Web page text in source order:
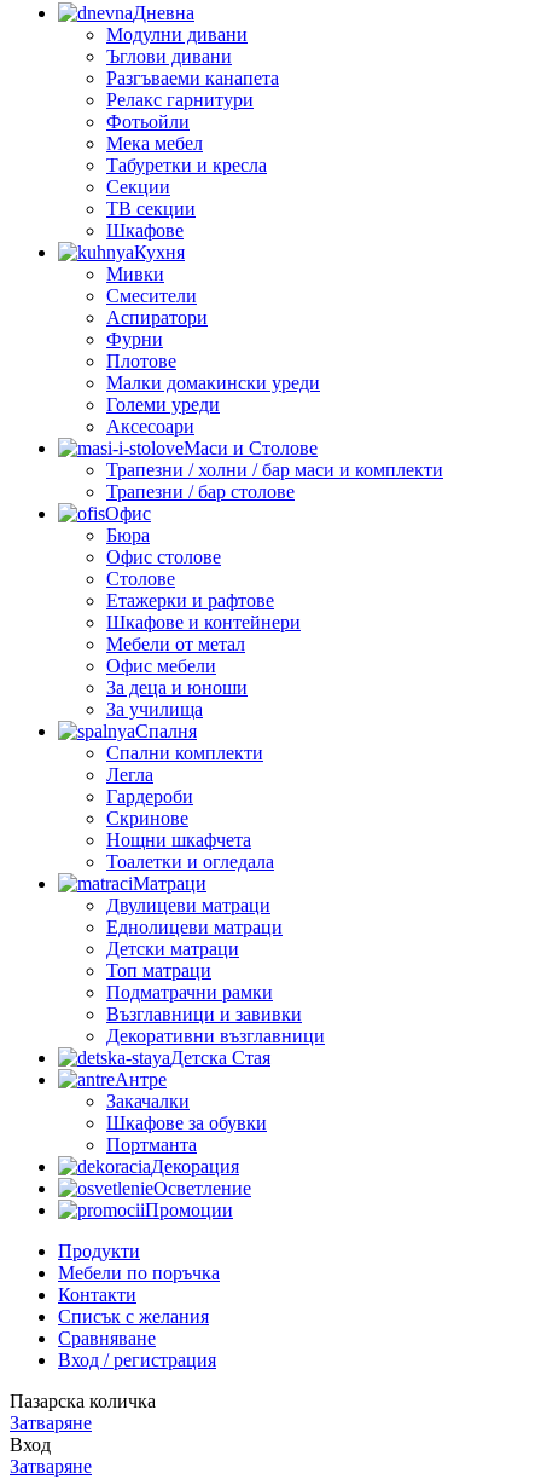
Дневна
Модулни дивани
Ъглови дивани
Разгъваеми канапета
Релакс гарнитури
Фотьойли
Мека мебел
Табуретки и кресла
Секции
ТВ секции
Шкафове
Кухня
Мивки
Смесители
Аспиратори
Фурни
Плотове
Малки домакински уреди
Големи уреди
Аксесоари
Маси и Столове
Трапезни / холни / бар маси и комплекти
Трапезни / бар столове
Офис
Бюра
Офис столове
Столове
Етажерки и рафтове
Шкафове и контейнери
Мебели от метал
Офис мебели
За деца и юноши
За училища
Спалня
Спални комплекти
Легла
Гардероби
Скринове
Нощни шкафчета
Тоалетки и огледала
Матраци
Двулицеви матраци
Еднолицеви матраци
Детски матраци
Топ матраци
Подматрачни рамки
Възглавници и завивки
Декоративни възглавници
Детска Стая
Антре
Закачалки
Шкафове за обувки
Портманта
Декорация
Осветление
Промоции
Продукти
Мебели по поръчка
Контакти
Списък с желания
Сравняване
Вход / регистрация
Пазарска количка
Затваряне
Вход
Затваряне